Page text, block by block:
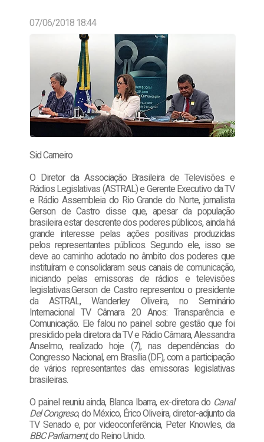
07/06/2018 18:44
Sid Carneiro
O Diretor da Associação Brasileira de Televisões e
Rádios Legislativas (ASTRAL) e Gerente Executivo da TV
e Rádio Assembleia do Rio Grande do Norte, jornalista
Gerson de Castro disse que, apesar da população
brasileira estar descrente dos poderes públicos, ainda há
grande interesse pelas ações positivas produzidas
pelos representantes públicos. Segundo ele, isso se
deve ao caminho adotado no âmbito dos poderes que
instituíram e consolidaram seus canais de comunicação,
iniciando pelas emissoras de rádios e televisões
legislativas.Gerson de Castro representou o presidente
da ASTRAL, Wanderley Oliveira, no Seminário
Internacional TV Câmara 20 Anos: Transparência e
Comunicação. Ele falou no painel sobre gestão que foi
presidido pela diretora da TV e Rádio Câmara, Alessandra
Anselmo, realizado hoje (7), nas dependências do
Congresso Nacional, em Brasília (DF), com a participação
de vários representantes das emissoras legislativas
brasileiras.
O painel reuniu ainda, Blanca Ibarra, ex-diretora do Canal
Del Congreso, do México, Érico Oliveira, diretor-adjunto da
TV Senado e, por videoconferência, Peter Knowles, da
BBC Parliament, do Reino Unido.